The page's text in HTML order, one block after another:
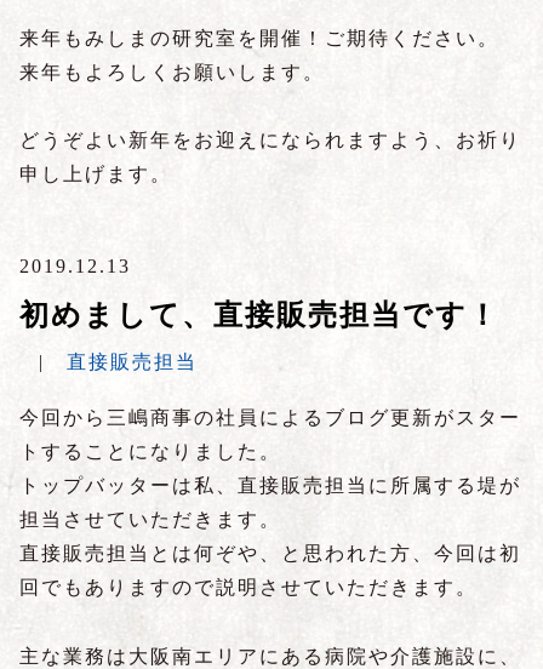
来年もみしまの研究室を開催！ご期待ください。
来年もよろしくお願いします。
どうぞよい新年をお迎えになられますよう、お祈り
申し上げます。
2019.12.13
初めまして、直接販売担当です！
| 直接販売担当
今回から三嶋商事の社員によるブログ更新がスター
トすることになりました。
トップバッターは私、直接販売担当に所属する堤が
担当させていただきます。
直接販売担当とは何ぞや、と思われた方、今回は初
回でもありますので説明させていただきます。
主な業務は大阪南エリアにある病院や介護施設に、